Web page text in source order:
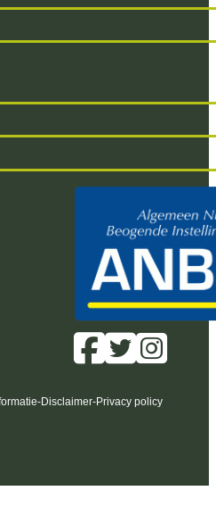
-Disclaimer-Privacy policy